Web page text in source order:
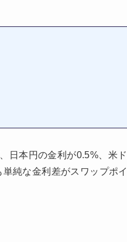
日本円の金利が0.5%、米
純な金利差がスワップポ